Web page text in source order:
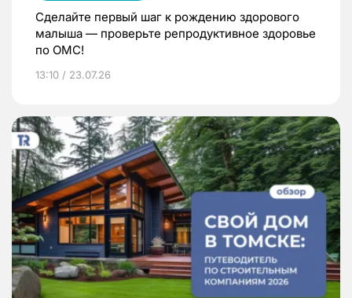
Сделайте первый шаг к рождению здорового
малыша — проверьте репродуктивное здоровье
по ОМС!
13:10 / 23.07.26